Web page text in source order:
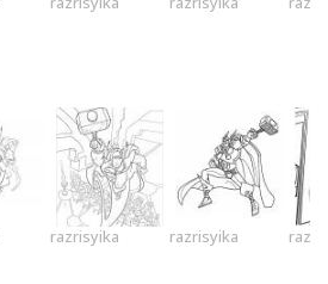
razrisyika razrisyika